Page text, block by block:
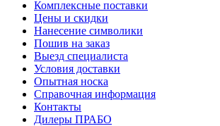
Комплексные поставки
Цены и скидки
Нанесение символики
Пошив на заказ
Выезд специалиста
Условия доставки
Опытная носка
Справочная информация
Контакты
Дилеры ПРАБО